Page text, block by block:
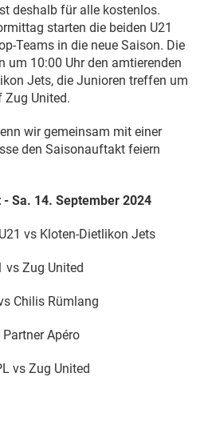
deshalb für alle kostenlos.
starten die beiden U21
Teams in die neue Saison. Die
um 10:00 Uhr den amtierenden
Jets, die Junioren treffen um
Zug United.
wir gemeinsam mit einer
den Saisonauftakt feiern
Sa. 14. September 2024
vs Kloten-Dietlikon Jets
vs Zug United
Chilis Rümlang
Apéro
vs Zug United